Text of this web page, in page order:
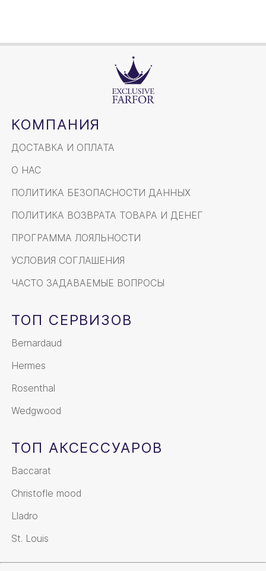
КОМПАНИЯ
ДОСТАВКА И ОПЛАТА
О НАС
ПОЛИТИКА БЕЗОПАСНОСТИ ДАННЫХ
ПОЛИТИКА ВОЗВРАТА ТОВАРА И ДЕНЕГ
ПРОГРАММА ЛОЯЛЬНОСТИ
УСЛОВИЯ СОГЛАШЕНИЯ
ЧАСТО ЗАДАВАЕМЫЕ ВОПРОСЫ
ТОП СЕРВИЗОВ
Bernardaud
Hermes
Rosenthal
Wedgwood
ТОП АКСЕССУАРОВ
Baccarat
Christofle mood
Lladro
St. Louis